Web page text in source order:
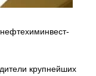
крупнейших